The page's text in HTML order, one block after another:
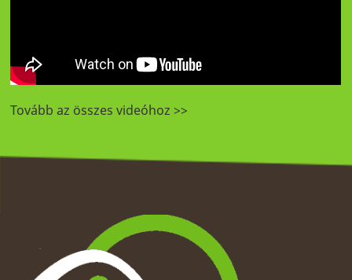
Tovább az összes videóhoz >>